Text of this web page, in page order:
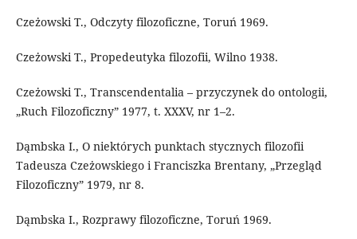
Czeżowski T., Odczyty filozoficzne, Toruń 1969.
Czeżowski T., Propedeutyka filozofii, Wilno 1938.
Czeżowski T., Transcendentalia – przyczynek do ontologii,
„Ruch Filozoficzny” 1977, t. XXXV, nr 1–2.
Dąmbska I., O niektórych punktach stycznych filozofii
Tadeusza Czeżowskiego i Franciszka Brentany, „Przegląd
Filozoficzny” 1979, nr 8.
Dąmbska I., Rozprawy filozoficzne, Toruń 1969.